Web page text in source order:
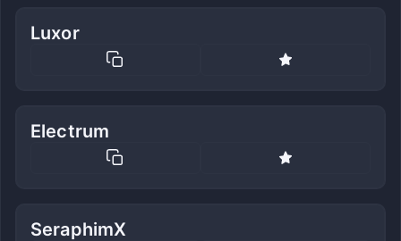
Luxor
Electrum
SeraphimX